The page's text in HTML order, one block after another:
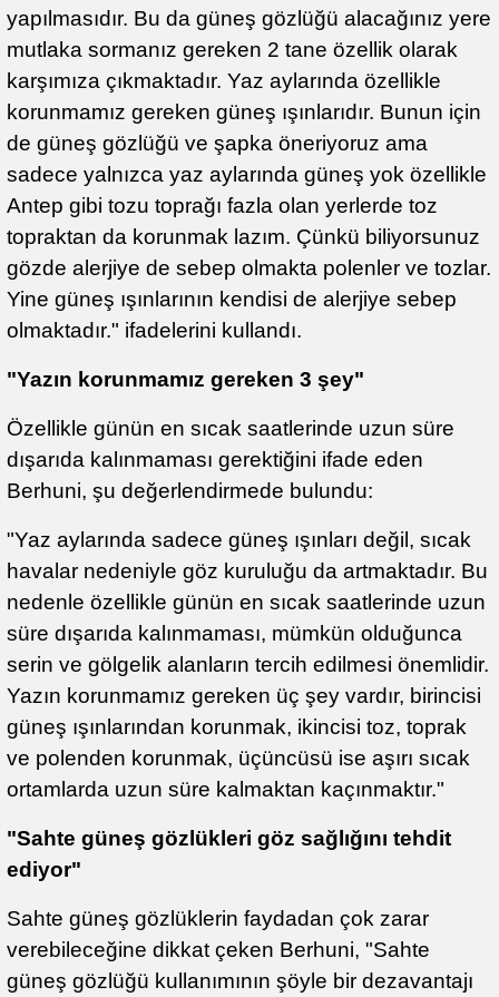
yapılmasıdır. Bu da güneş gözlüğü alacağınız yere
mutlaka sormanız gereken 2 tane özellik olarak
karşımıza çıkmaktadır. Yaz aylarında özellikle
korunmamız gereken güneş ışınlarıdır. Bunun için
de güneş gözlüğü ve şapka öneriyoruz ama
sadece yalnızca yaz aylarında güneş yok özellikle
Antep gibi tozu toprağı fazla olan yerlerde toz
topraktan da korunmak lazım. Çünkü biliyorsunuz
gözde alerjiye de sebep olmakta polenler ve tozlar.
Yine güneş ışınlarının kendisi de alerjiye sebep
olmaktadır." ifadelerini kullandı.
"Yazın korunmamız gereken 3 şey"
Özellikle günün en sıcak saatlerinde uzun süre
dışarıda kalınmaması gerektiğini ifade eden
Berhuni, şu değerlendirmede bulundu:
"Yaz aylarında sadece güneş ışınları değil, sıcak
havalar nedeniyle göz kuruluğu da artmaktadır. Bu
nedenle özellikle günün en sıcak saatlerinde uzun
süre dışarıda kalınmaması, mümkün olduğunca
serin ve gölgelik alanların tercih edilmesi önemlidir.
Yazın korunmamız gereken üç şey vardır, birincisi
güneş ışınlarından korunmak, ikincisi toz, toprak
ve polenden korunmak, üçüncüsü ise aşırı sıcak
ortamlarda uzun süre kalmaktan kaçınmaktır."
"Sahte güneş gözlükleri göz sağlığını tehdit
ediyor"
Sahte güneş gözlüklerin faydadan çok zarar
verebileceğine dikkat çeken Berhuni, "Sahte
güneş gözlüğü kullanımının şöyle bir dezavantajı